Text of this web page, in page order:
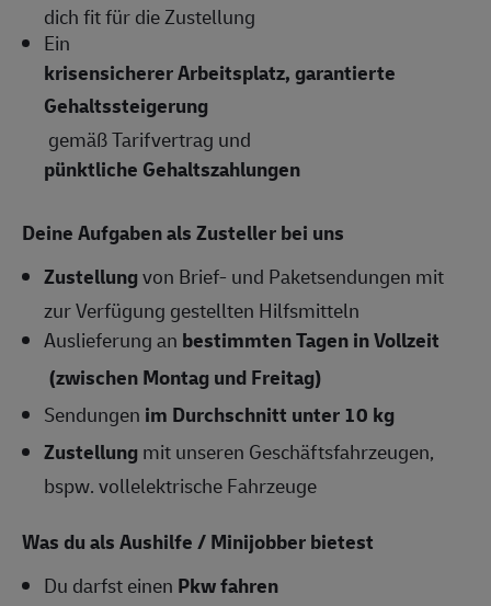
dich fit für die Zustellung
Ein
krisensicherer Arbeitsplatz, garantierte
Gehaltssteigerung
gemäß Tarifvertrag und
pünktliche Gehaltszahlungen
Deine Aufgaben als Zusteller bei uns
Zustellungvon Brief- und Paketsendungen mit
zur Verfügung gestellten Hilfsmitteln
Auslieferung an bestimmten Tagen in Vollzeit
(zwischen Montag und Freitag)
Sendungen im Durchschnitt unter 10 kg
Zustellungmit unseren Geschäftsfahrzeugen,
bspw. vollelektrische Fahrzeuge
Was du als Aushilfe / Minijobber bietest
Du darfst einen Pkw fahren